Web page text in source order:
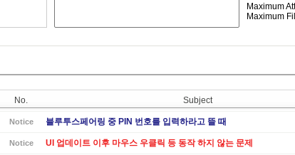
Maximum
Maximum
No. Subject
Notice 블루투스페어링 중 PIN 번호를 입력하라고 뜰 때
Notice UI 업데이트 이후 마우스 우클릭 등 동작 하지 않는 문제